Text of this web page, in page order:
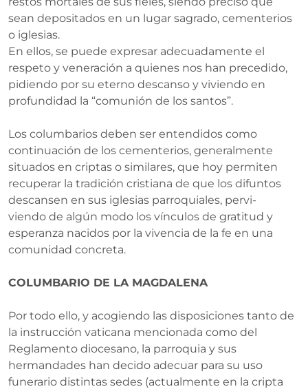
sean depositados en un lugar sagrado, cementerios
o iglesias.
En ellos, se puede expresar adecuadamente el
respeto y veneración a quienes nos han precedido,
pidiendo por su eterno descanso y viviendo en
profundidad la “comunión de los santos”.
Los columbarios deben ser entendidos como
continuación de los cementerios, generalmente
situados en criptas o similares, que hoy permiten
recuperar la tradición cristiana de que los difuntos
descansen en sus iglesias parroquiales, pervi-
viendo de algún modo los vínculos de gratitud y
esperanza nacidos por la vivencia de la fe en una
comunidad concreta.
COLUMBARIO DE LA MAGDALENA
Por todo ello, y acogiendo las disposiciones tanto de
la instrucción vaticana mencionada como del
Reglamento diocesano, la parroquia y sus
hermandades han decido adecuar para su uso
funerario distintas sedes (actualmente en la cripta